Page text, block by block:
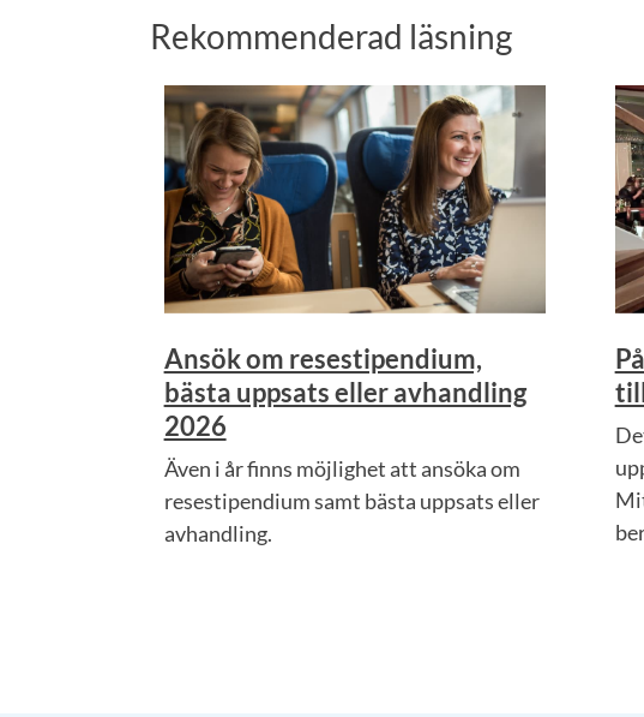
Rekommenderad läsning
Ansök om resestipendium,
bästa uppsats eller avhandling
2026
Även i år finns möjlighet att ansöka om
resestipendium samt bästa uppsats eller
avhandling.